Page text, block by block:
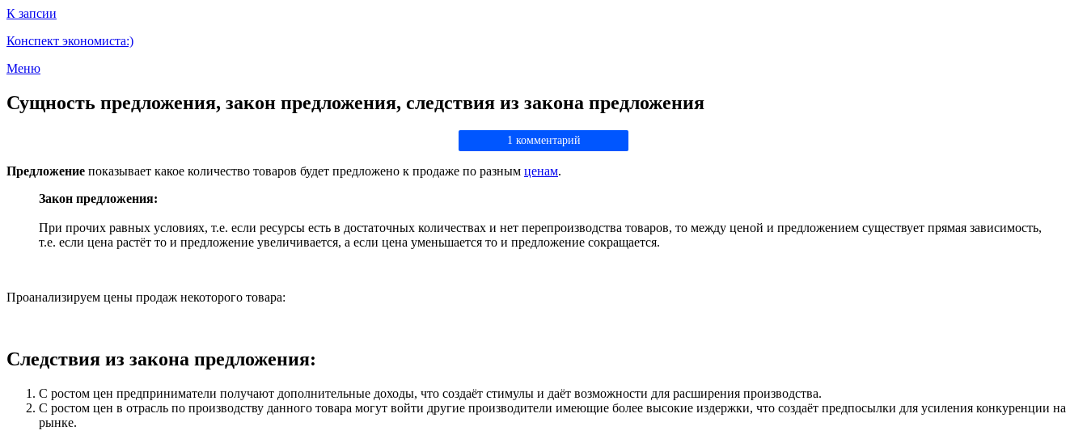
К запсии
Конспект экономиста:)
Меню
Сущность предложения, закон предложения, следствия из закона предложения
1 комментарий
Предложение показывает какое количество товаров будет предложено к продаже по разным ценам.
Закон предложения:
При прочих равных условиях, т.е. если ресурсы есть в достаточных количествах и нет перепроизводства товаров, то между ценой и предложением существует прямая зависимость,
т.е. если цена растёт то и предложение увеличивается, а если цена уменьшается то и предложение сокращается.
Проанализируем цены продаж некоторого товара:
Следствия из закона предложения:
С ростом цен предприниматели получают дополнительные доходы, что создаёт стимулы и даёт возможности для расширения производства.
С ростом цен в отрасль по производству данного товара могут войти другие производители имеющие более высокие издержки, что создаёт предпосылки для усиления конкуренции на
рынке.